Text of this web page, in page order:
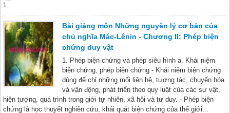
1
Bài giảng môn Những nguyên lý cơ bản của
chủ nghĩa Mác-Lênin - Chương II: Phép biện
chứng duy vật
1. Phép biện chứng và phép siêu hình a. Khái niệm
biện chứng, phép biện chứng - Khái niệm biện chứng
dùng để chỉ những mối liên hệ, tương tác, chuyển hóa
và vận động, phát triển theo quy luật của các sự vật,
hiện tượng, quá trình trong giới tự nhiên, xã hội và tư duy. - Phép biện
chứng là học thuyết nghiên cứu, khái quát biện chứng của thế giới...